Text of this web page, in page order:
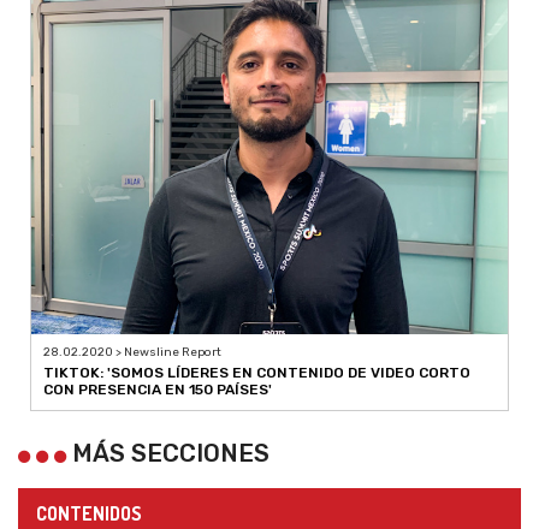
28.02.2020 > Newsline Report
TIKTOK: 'SOMOS LÍDERES EN CONTENIDO DE VIDEO CORTO
CON PRESENCIA EN 150 PAÍSES'
MÁS SECCIONES
CONTENIDOS